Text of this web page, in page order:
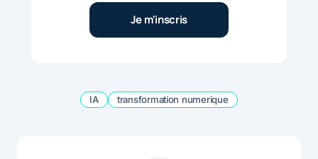
IA transformation numerique